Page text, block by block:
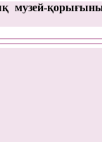
музей-